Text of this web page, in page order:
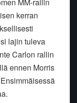
MM-rallin
kerran
lajin tuleva
Carlon rallin
ennen Morris